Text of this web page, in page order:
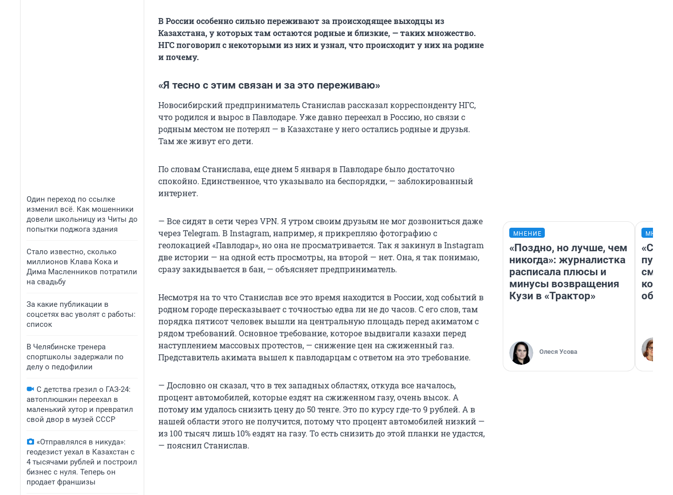
Один переход по ссылке
изменил всё. Как мошенники
довели школьницу из Читы до
попытки поджога здания
Стало известно, сколько
миллионов Клава Кока и
Дима Масленников потратили
на свадьбу
За какие публикации в
соцсетях вас уволят с работы:
список
В Челябинске тренера
спортшколы задержали по
делу о педофилии
С детства грезил о ГАЗ-24:
автоплюшкин переехал в
маленький хутор и превратил
свой двор в музей СССР
«Отправлялся в никуда»:
геодезист уехал в Казахстан с
4 тысячами рублей и построил
бизнес с нуля. Теперь он
продает франшизы
В России особенно сильно переживают за происходящее выходцы из
Казахстана, у которых там остаются родные и близкие, — таких множество.
НГС поговорил с некоторыми из них и узнал, что происходит у них на родине
и почему.
«Я тесно с этим связан и за это переживаю»
Новосибирский предприниматель Станислав рассказал корреспонденту НГС,
что родился и вырос в Павлодаре. Уже давно переехал в Россию, но связи с
родным местом не потерял — в Казахстане у него остались родные и друзья.
Там же живут его дети.
По словам Станислава, еще днем 5 января в Павлодаре было достаточно
спокойно. Единственное, что указывало на беспорядки, — заблокированный
интернет.
— Все сидят в сети через VPN. Я утром своим друзьям не мог дозвониться даже
через Telegram. В Instagram, например, я прикрепляю фотографию с
геолокацией «Павлодар», но она не просматривается. Так я закинул в Instagram
две истории — на одной есть просмотры, на второй — нет. Она, я так понимаю,
сразу закидывается в бан, — объясняет предприниматель.
Несмотря на то что Станислав все это время находится в России, ход событий в
родном городе пересказывает с точностью едва ли не до часов. С его слов, там
порядка пятисот человек вышли на центральную площадь перед акиматом с
рядом требований. Основное требование, которое выдвигали казахи перед
наступлением массовых протестов, — снижение цен на сжиженный газ.
Представитель акимата вышел к павлодарцам с ответом на это требование.
— Дословно он сказал, что в тех западных областях, откуда все началось,
процент автомобилей, которые ездят на сжиженном газу, очень высок. А
потому им удалось снизить цену до 50 тенге. Это по курсу где-то 9 рублей. А в
нашей области этого не получится, потому что процент автомобилей низкий —
из 100 тысяч лишь 10% ездят на газу. То есть снизить до этой планки не удастся,
— пояснил Станислав.
МНЕНИЕ
«Поздно, но лучше, чем
никогда»: журналистка
расписала плюсы и
минусы возвращения
Кузи в «Трактор»
Олеся Усова